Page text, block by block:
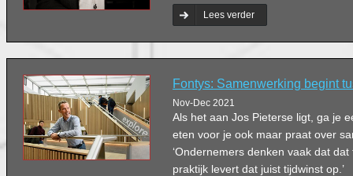
Lees verder
Fontys: Samenwerking begint
Nov-Dec 2021
Als het aan Jos Pieterse ligt, ga je
eten voor je ook maar praat over
‘Ondernemers denken vaak dat
praktijk levert dat juist tijdwinst op.’